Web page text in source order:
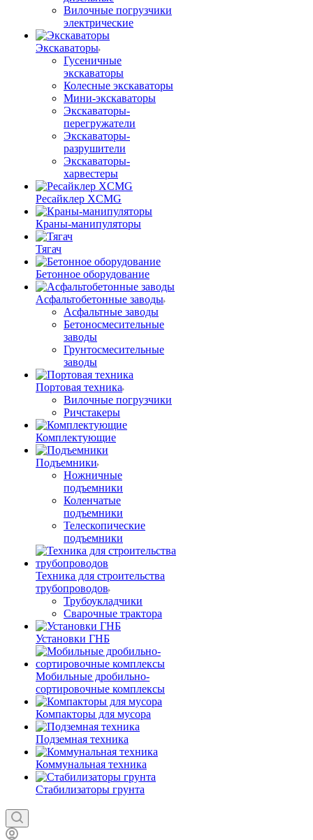
Вилочные погрузчики
электрические
Экскаваторы
Гусеничные
экскаваторы
Колесные экскаваторы
Мини-экскаваторы
Экскаваторы-
перегружатели
Экскаваторы-
разрушители
Экскаваторы-
харвестеры
Ресайклер XCMG
Краны-манипуляторы
Тягач
Бетонное оборудование
Асфальтобетонные заводы
Асфальтные заводы
Бетоносмесительные
заводы
Грунтосмесительные
заводы
Портовая техника
Вилочные погрузчики
Ричстакеры
Комплектующие
Подъемники
Ножничные
подъемники
Коленчатые
подъемники
Телескопические
подъемники
Техника для строительства
трубопроводов
Трубоукладчики
Сварочные трактора
Установки ГНБ
Мобильные дробильно-
сортировочные комплексы
Компакторы для мусора
Подземная техника
Коммунальная техника
Стабилизаторы грунта